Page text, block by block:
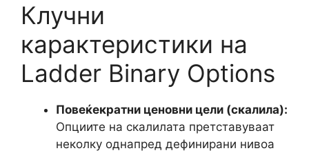
Клучни
карактеристики на
Ladder Binary Options
Повеќекратни ценовни цели (скалила):
Опциите на скалилата претставуваат
неколку однапред дефинирани нивоа